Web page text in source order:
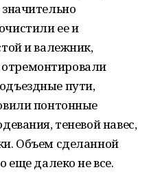
ее и
и валежник,
отремонтировали
пути,
понтонные
теневой навес,
Объем сделанной
еще далеко не все.